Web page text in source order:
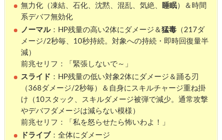
無力化（凍結、石化、沈黙、混乱、気絶、
睡眠）＆時間
系デバフ無効化
ノーマル：HP残量の高い2体にダメージ＆猛毒（217ダ
メージ/2秒毎、10秒持続。対象への持続・即時回復量半
減）
前兆セリフ：「緊張しないで～」
スライド ：HP残量の低い対象2体にダメージ＆踊る刃
（368ダメージ/2秒毎）＆自身にスキルチャージ重ね掛
け（10スタック、スキルダメージ被弾で減少。通常攻撃
やデバフダメージは減らない模様）
前兆セリフ：「私を怒らせたら怖いわよ！」
ドライブ：全体にダメージ